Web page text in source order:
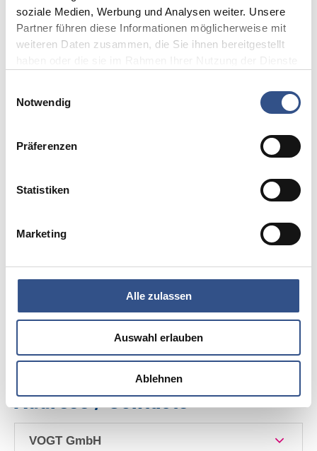
soziale Medien, Werbung und Analysen weiter. Unsere
Partner führen diese Informationen möglicherweise mit
weiteren Daten zusammen, die Sie ihnen bereitgestellt
Notwendig
Präferenzen
Statistiken
Marketing
Alle zulassen
Auswahl erlauben
Ablehnen
I would like a callback (click to schedule an
We’ll gladly send you our brochure (click to
Please add 1 and
Address / Contacts
VOGT GmbH